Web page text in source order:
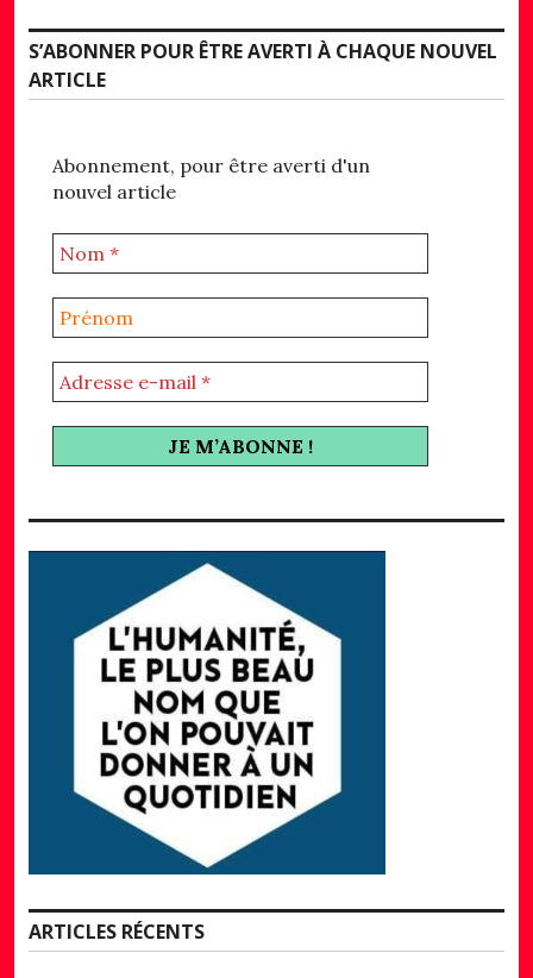
S’ABONNER POUR ÊTRE AVERTI À CHAQUE NOUVEL
ARTICLE
Abonnement, pour être averti d'un
nouvel article
ARTICLES RÉCENTS